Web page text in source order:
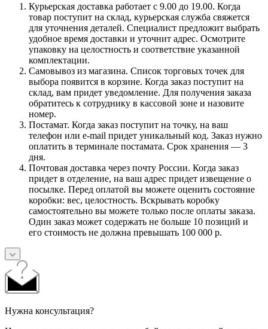
Курьерская доставка работает с 9.00 до 19.00. Когда
товар поступит на склад, курьерская служба свяжется
для уточнения деталей. Специалист предложит выбрать
удобное время доставки и уточнит адрес. Осмотрите
упаковку на целостность и соответствие указанной
комплектации.
Самовывоз из магазина. Список торговых точек для
выбора появится в корзине. Когда заказ поступит на
склад, вам придет уведомление. Для получения заказа
обратитесь к сотруднику в кассовой зоне и назовите
номер.
Постамат. Когда заказ поступит на точку, на ваш
телефон или e-mail придет уникальный код. Заказ нужно
оплатить в терминале постамата. Срок хранения — 3
дня.
Почтовая доставка через почту России. Когда заказ
придет в отделение, на ваш адрес придет извещение о
посылке. Перед оплатой вы можете оценить состояние
коробки: вес, целостность. Вскрывать коробку
самостоятельно вы можете только после оплаты заказа.
Один заказ может содержать не больше 10 позиций и
его стоимость не должна превышать 100 000 р.
Нужна консультация?